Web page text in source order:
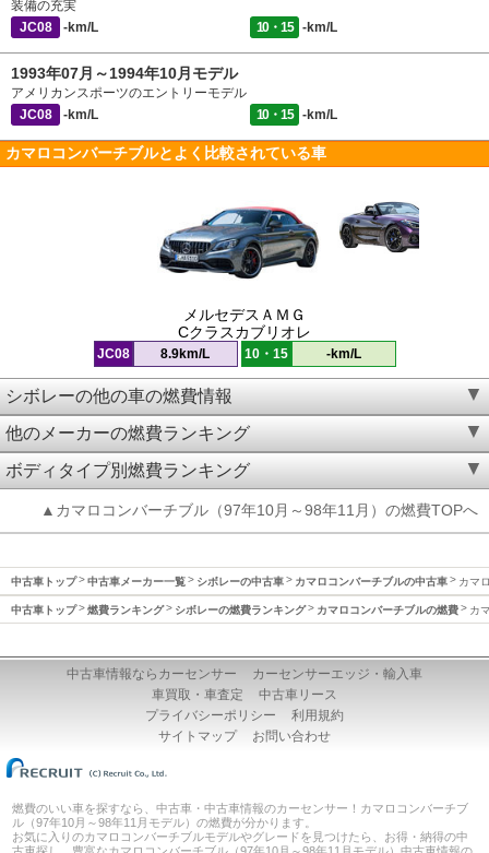
装備の充実
JC08
-km/L 10・15 -km/L
1993年07月～1994年10月モデル
アメリカンスポーツのエントリーモデル
JC08
-km/L 10・15 -km/L
カマロコンバーチブルとよく比較されている車
メルセデスＡＭＧ
Cクラスカブリオレ
JC08 8.9km/L 10・15 -km/L
シボレーの他の車の燃費情報
他のメーカーの燃費ランキング
ボディタイプ別燃費ランキング
▲カマロコンバーチブル（97年10月～98年11月）の燃費TOPへ
中古車トップ 中古車メーカー一覧 シボレーの中古車 カマロコンバーチブルの中古車 カマ
中古車トップ 燃費ランキング シボレーの燃費ランキング カマロコンバーチブルの燃費 カ
中古車情報ならカーセンサー
カーセンサーエッジ・輸入車
車買取・車査定
中古車リース
プライバシーポリシー
利用規約
サイトマップ
お問い合わせ
燃費のいい車を探すなら、中古車・中古車情報のカーセンサー！カマロコンバーチブ
ル（97年10月～98年11月モデル）の燃費が分かります。
お気に入りのカマロコンバーチブルモデルやグレードを見つけたら、お得・納得の中